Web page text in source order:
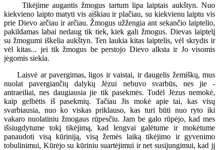
Tikėjime augantis žmogus tartum lipa laiptais aukštyn. Nuo
kiekvieno laipto matyti vis aiškiau ir plačiau, su kiekvienu laiptu vis
prie Dievo arčiau ir arčiau. Žmogus užžengia ant sekančio laiptelio,
pakildamas labai nedaug tik tiek, kiek gali žmogus. Dievas laiptelį
su žmogumi iškelia aukštyn. Ten laukia kitas laiptelis, vėl skrydis ir
vėl kitas... jei tik žmogus be perstojo Dievo alksta ir Jo visomis
jėgomis siekia.
Laisvė ar pavergimas, ligos ir vaistai, ir daugelis žemiškų, mus
nuolat pavergiančių dalykų Jėzui nebuvo svarbūs, nes jie -
antraeiliai, nes daugiausia jie tik pasekmės. Todėl Jėzus nemokė,
kaip gelbėtis iš pasekmių. Tačiau Jis mokė apie tai, kas visų
svarbiausia, nuo ko viskas priklauso, kas turi būti nuo ryto iki
vakaro nuolatiniu žmogaus rūpesčiu. Jam be galo rūpėjo, kad mes
išsiugdytume tokį tikėjimą, kad lengvai galėtume ir mokėtume
panaudoti visą kūriniją, visą žemės laiką tikėjimo ir gyvenimo
tobulinimui, Kūrėjo su kūriniu suartėjimui ir net susijungimui, kad jį